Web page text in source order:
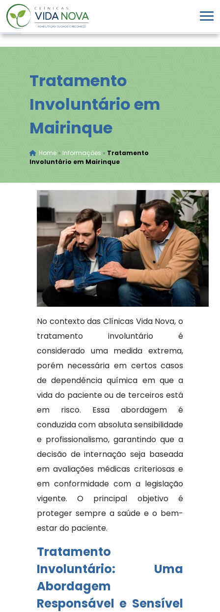
Tratamento
Involuntário em
Mairinque
Home» Informações » Tratamento
Involuntário em Mairinque
No contexto das Clínicas Vida Nova, o
tratamento involuntário é
considerado uma medida extrema,
porém necessária em certos casos
de dependência química em que a
vida do paciente ou de terceiros está
em risco. Essa abordagem é
conduzida com absoluta sensibilidade
e profissionalismo, garantindo que a
decisão de internação seja baseada
em avaliações médicas criteriosas e
em conformidade com a legislação
vigente. O principal objetivo é
proteger sempre a saúde e o bem-
estar do paciente.
Tratamento
Involuntário: Uma
Abordagem
Responsável e Sensível